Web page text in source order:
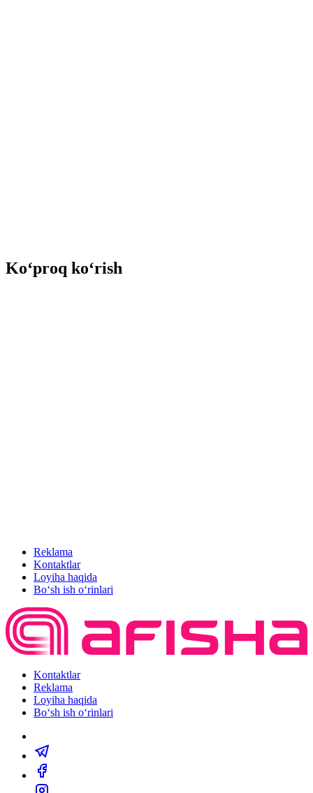
Ko‘proq ko‘rish
Reklama
Kontaktlar
Loyiha haqida
Bo‘sh ish o‘rinlari
Kontaktlar
Reklama
Loyiha haqida
Bo‘sh ish o‘rinlari